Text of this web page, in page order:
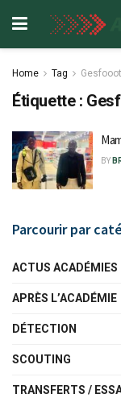
Home Tag
Étiquette :
BY
Parcourir par
ACTUS ACADÉMIES
APRÈS L’ACADÉMIE
DÉTECTION
SCOUTING
TRANSFERTS /